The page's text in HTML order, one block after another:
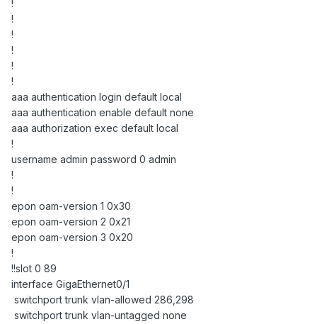
!
!
!
!
!
!
aaa authentication login default local
aaa authentication enable default none
aaa authorization exec default local
!
username admin password 0 admin
!
!
epon oam-version 1 0x30
epon oam-version 2 0x21
epon oam-version 3 0x20
!
!!slot 0 89
interface GigaEthernet0/1
switchport trunk vlan-allowed 286,298
switchport trunk vlan-untagged none